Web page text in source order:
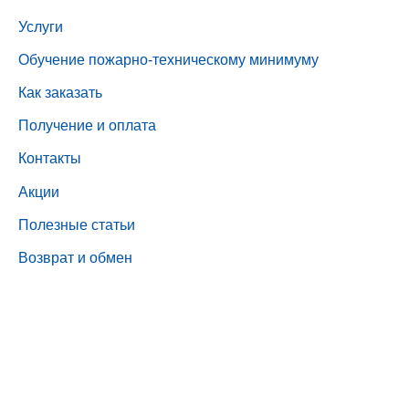
Услуги
Обучение пожарно-техническому минимуму
Как заказать
Получение и оплата
Контакты
Акции
Полезные статьи
Возврат и обмен